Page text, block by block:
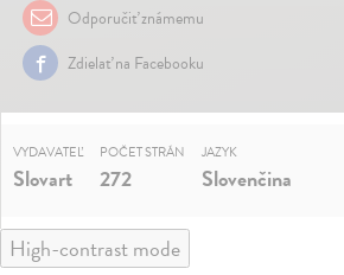
Odporučiť známemu
Zdielať na Facebooku
VYDAVATEĽ
Slovart
POČET STRÁN
272
JAZYK
Slovenčina
High-contrast mode